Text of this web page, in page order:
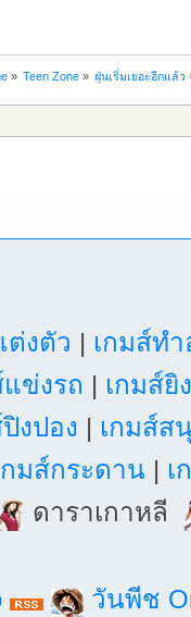
» Teen Zone» ฝุ่นเริ่มเยอะอีกแล้
ต่งตัว | เกมส์ท
แข่งรถ | เกมส์ยิ
งปอง | เกมส์ส
กมส์กระดาน | เ
ดาราเกาหลี
วันพีช